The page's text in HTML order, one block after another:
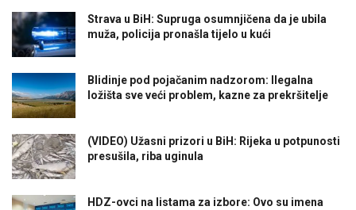
Strava u BiH: Supruga osumnjičena da je ubila
muža, policija pronašla tijelo u kući
Blidinje pod pojačanim nadzorom: Ilegalna
ložišta sve veći problem, kazne za prekršitelje
(VIDEO) Užasni prizori u BiH: Rijeka u potpunosti
presušila, riba uginula
HDZ-ovci na listama za izbore: Ovo su imena